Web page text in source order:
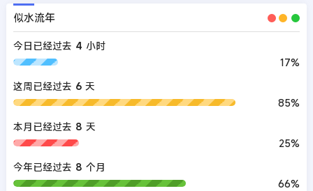
似水流年
今日已经过去 4 小时
17%
这周已经过去 6 天
85%
本月已经过去 8 天
25%
今年已经过去 8 个月
66%